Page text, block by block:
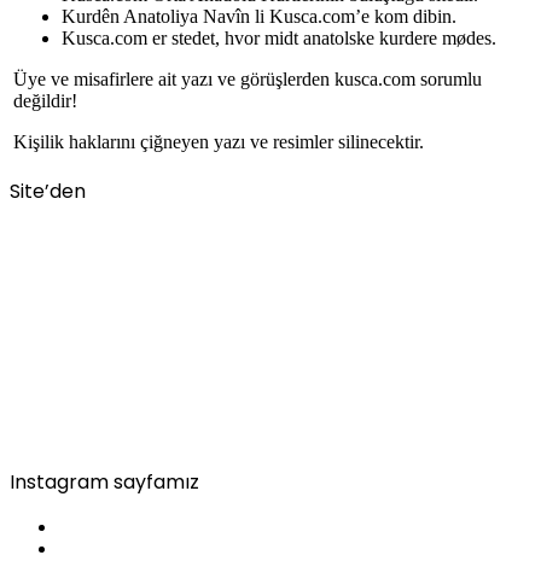
Kurdên Anatoliya Navîn li Kusca.com’e kom dibin.
Kusca.com er stedet, hvor midt anatolske kurdere mødes.
Üye ve misafirlere ait yazı ve görüşlerden kusca.com sorumlu
değildir!
Kişilik haklarını çiğneyen yazı ve resimler silinecektir.
Site’den
Instagram sayfamız